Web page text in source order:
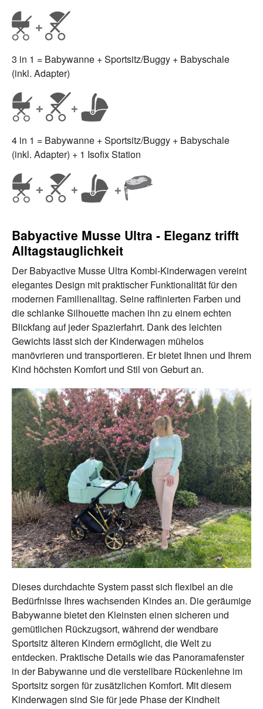
3 in 1 = Babywanne + Sportsitz/Buggy + Babyschale
(inkl. Adapter)
4 in 1 = Babywanne + Sportsitz/Buggy + Babyschale
(inkl. Adapter) + 1 Isofix Station
Babyactive Musse Ultra - Eleganz trifft
Alltagstauglichkeit
Der Babyactive Musse Ultra Kombi-Kinderwagen vereint
elegantes Design mit praktischer Funktionalität für den
modernen Familienalltag. Seine raffinierten Farben und
die schlanke Silhouette machen ihn zu einem echten
Blickfang auf jeder Spazierfahrt. Dank des leichten
Gewichts lässt sich der Kinderwagen mühelos
manövrieren und transportieren. Er bietet Ihnen und Ihrem
Kind höchsten Komfort und Stil von Geburt an.
Dieses durchdachte System passt sich flexibel an die
Bedürfnisse Ihres wachsenden Kindes an. Die geräumige
Babywanne bietet den Kleinsten einen sicheren und
gemütlichen Rückzugsort, während der wendbare
Sportsitz älteren Kindern ermöglicht, die Welt zu
entdecken. Praktische Details wie das Panoramafenster
in der Babywanne und die verstellbare Rückenlehne im
Sportsitz sorgen für zusätzlichen Komfort. Mit diesem
Kinderwagen sind Sie für jede Phase der Kindheit